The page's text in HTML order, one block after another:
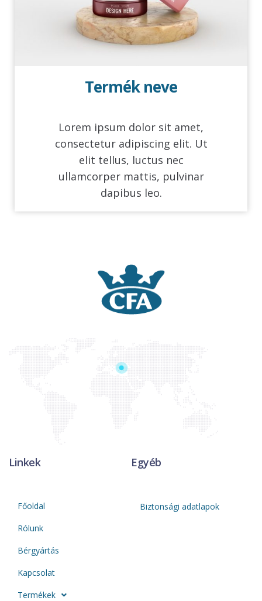
Termék neve
Lorem ipsum dolor sit amet,
consectetur adipiscing elit. Ut
elit tellus, luctus nec
ullamcorper mattis, pulvinar
dapibus leo.
Linkek
Főoldal
Rólunk
Bérgyártás
Kapcsolat
Termékek
Egyéb
Biztonsági adatlapok